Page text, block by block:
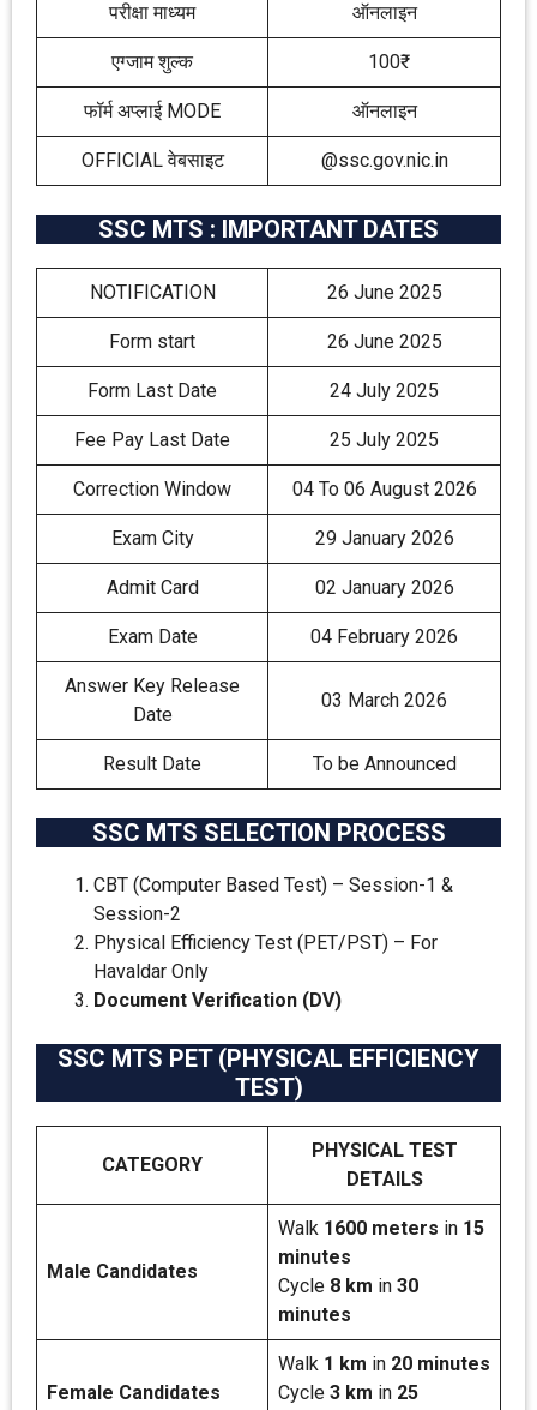
परीक्षा माध्यम ऑनलाइन
एग्जाम शुल्क 100₹
फॉर्म अप्लाई MODE ऑनलाइन
OFFICIAL वेबसाइट @ssc.gov.nic.in
SSC MTS : IMPORTANT DATES
NOTIFICATION 26 June 2025
Form start 26 June 2025
Form Last Date 24 July 2025
Fee Pay Last Date 25 July 2025
Correction Window 04 To 06 August 2026
Exam City 29 January 2026
Admit Card 02 January 2026
Exam Date 04 February 2026
Answer Key Release
Date
03 March 2026
Result Date To be Announced
SSC MTS SELECTION PROCESS
CBT (Computer Based Test) – Session-1 &
Session-2
Physical Efficiency Test (PET/PST) – For
Havaldar Only
Document Verification (DV)
SSC MTS PET (PHYSICAL EFFICIENCY
TEST)
CATEGORY
PHYSICAL TEST
DETAILS
Male Candidates
Walk 1600 meters in 15
minutes
Cycle 8 km in 30
minutes
Female Candidates
Walk 1 km in 20 minutes
Cycle 3 km in 25